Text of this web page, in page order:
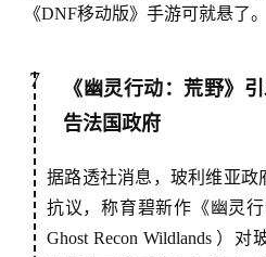
会
中
文
《DNF移动版》手游可就悬了。
7
《幽灵行动：荒野》
告法国政府
据路透社消息，玻利维亚政
抗议，称育碧新作《幽灵行
Ghost Recon Wildlands ）